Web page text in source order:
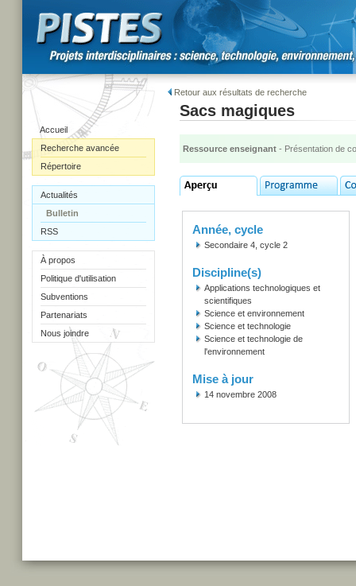
Accueil
Recherche avancée
Répertoire
Actualités
Bulletin
RSS
À propos
Politique d'utilisation
Subventions
Partenariats
Nous joindre
Retour aux résultats de recherche
Sacs magiques
Ressource enseignant - Présentation de
Année, cycle
Secondaire 4, cycle 2
Discipline(s)
Applications technologiques et
scientifiques
Science et environnement
Science et technologie
Science et technologie de
l'environnement
Mise à jour
14 novembre 2008